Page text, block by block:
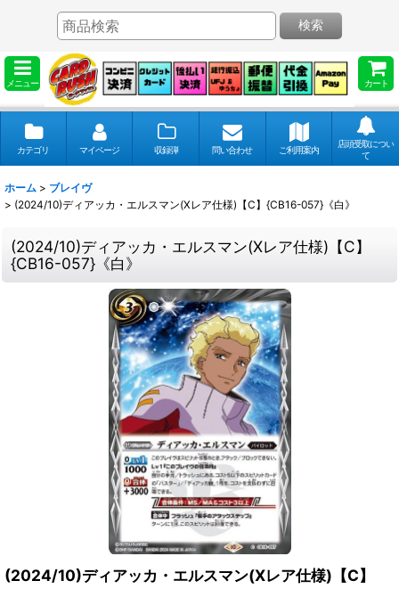
メニュー カート
検索
カテゴリ マイページ 収録弾 問い合わせ ご利用案内
店頭受取につい
て
ホーム > ブレイヴ
> (2024/10)ディアッカ・エルスマン(Xレア仕様)【C】{CB16-057}《白》
(2024/10)ディアッカ・エルスマン(Xレア仕様)【C】
{CB16-057}《白》
(2024/10)ディアッカ・エルスマン(Xレア仕様)【C】